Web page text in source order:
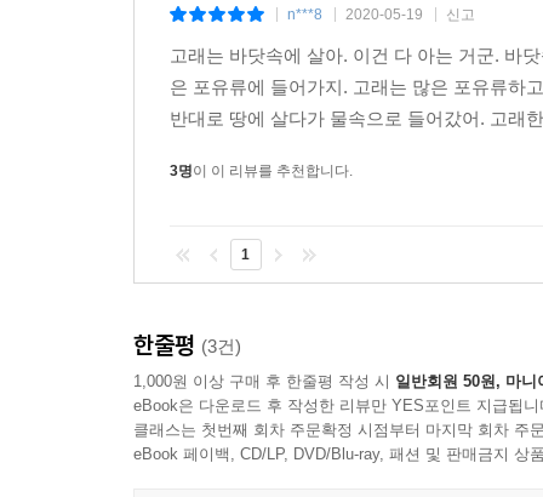
n***8 2020-05-19 신고
고래는 바닷속에 살아. 이건 다 아는 거군. 바
은 포유류에 들어가지. 고래는 많은 포유류하
반대로 땅에 살다가 물속으로 들어갔어. 고래
3명이 이 리뷰를 추천합니다.
1
한줄평 (3건)
1,000원 이상 구매 후 한줄평 작성 시 일반회원 50원, 마니
eBook은 다운로드 후 작성한 리뷰만 YES포인트 지급됩니
클래스는 첫번째 회차 주문확정 시점부터 마지막 회차 주
eBook 페이백, CD/LP, DVD/Blu-ray, 패션 및 판매금지 상